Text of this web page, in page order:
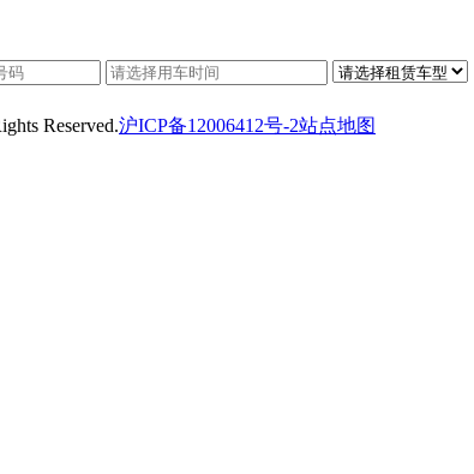
Reserved.沪ICP备12006412号-2站点地图